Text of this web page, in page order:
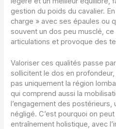
gestion du poids du cavalier.
charge » avec ses épaules ou
souvent un dos peu musclé, ce
articulations et provoque des
Valoriser ces qualités passe
sollicitent le dos en
pas uniquement la région
qui comprend aussi la
l’engagement des
négligé. C’est pourquoi on peut
entraînement holistique, avec